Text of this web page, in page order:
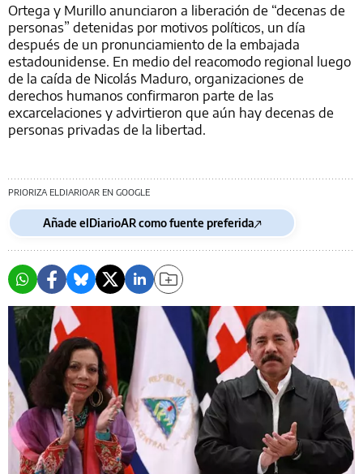
Ortega y Murillo anunciaron a liberación de “decenas de
personas” detenidas por motivos políticos, un día
después de un pronunciamiento de la embajada
estadounidense. En medio del reacomodo regional luego
de la caída de Nicolás Maduro, organizaciones de
derechos humanos confirmaron parte de las
excarcelaciones y advirtieron que aún hay decenas de
personas privadas de la libertad.
PRIORIZA ELDIARIOAR EN GOOGLE
Añade elDiarioAR como fuente preferida